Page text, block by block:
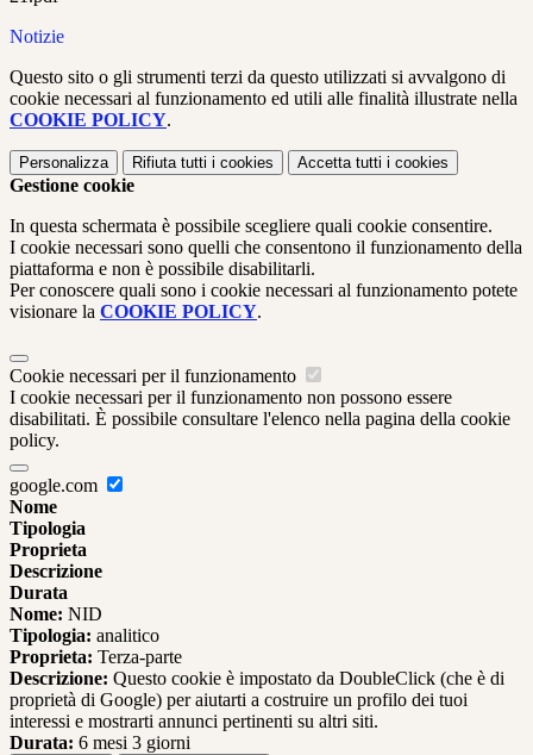
Notizie
Questo sito o gli strumenti terzi da questo utilizzati si avvalgono di
cookie necessari al funzionamento ed utili alle finalità illustrate nella
COOKIE POLICY.
Personalizza Rifiuta tutti i cookies Accetta tutti i cookies
Gestione cookie
In questa schermata è possibile scegliere quali cookie consentire.
I cookie necessari sono quelli che consentono il funzionamento della
piattaforma e non è possibile disabilitarli.
Per conoscere quali sono i cookie necessari al funzionamento potete
visionare la COOKIE POLICY.
Cookie necessari per il funzionamento
I cookie necessari per il funzionamento non possono essere
disabilitati. È possibile consultare l'elenco nella pagina della cookie
policy.
google.com
Nome
Tipologia
Proprieta
Descrizione
Durata
Nome: NID
Tipologia: analitico
Proprieta: Terza-parte
Descrizione: Questo cookie è impostato da DoubleClick (che è di
proprietà di Google) per aiutarti a costruire un profilo dei tuoi
interessi e mostrarti annunci pertinenti su altri siti.
Durata: 6 mesi 3 giorni